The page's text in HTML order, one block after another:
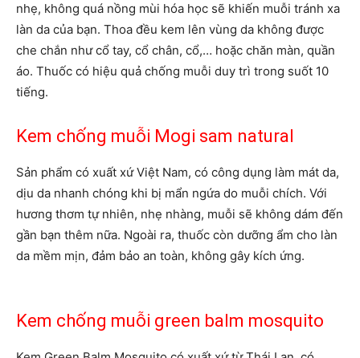
nhẹ, không quá nồng mùi hóa học sẽ khiến muỗi tránh xa
làn da của bạn. Thoa đều kem lên vùng da không được
che chắn như cổ tay, cổ chân, cổ,… hoặc chăn màn, quần
áo. Thuốc có hiệu quả chống muỗi duy trì trong suốt 10
tiếng.
Kem chống muỗi Mogi sam natural
Sản phẩm có xuất xứ Việt Nam, có công dụng làm mát da,
dịu da nhanh chóng khi bị mẩn ngứa do muỗi chích. Với
hương thơm tự nhiên, nhẹ nhàng, muỗi sẽ không dám đến
gần bạn thêm nữa. Ngoài ra, thuốc còn dưỡng ẩm cho làn
da mềm mịn, đảm bảo an toàn, không gây kích ứng.
Kem chống muỗi green balm mosquito